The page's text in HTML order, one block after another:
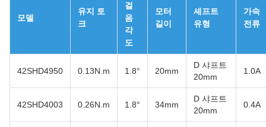
모델
유지 토
크
걸
음
각
도
모터
길이
셰프트
유형
가속
전류
42SHD4950 0.13N.m 1.8° 20mm
D 샤프트
20mm
1.0A
42SHD4003 0.26N.m 1.8° 34mm
D 샤프트
20mm
0.4A